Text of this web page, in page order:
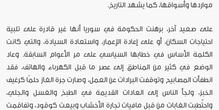
مواردها وأسواقها، كما يشهد التاريخ.
على صعيد آخر، برهنت الحكومة في سوريا أنها غير قادرة على تلبية
احتياجات السكان، أو على إعادة الإعمار، واستعادة السيادة، والتي كانت
الكلمة الأساس في خطابها السياسي على مر الأعوام السابقة. وعاد
الوضع في كثير من المناطق إلى عصر ما قبل الكهرباء والهاتف، فقد
انطفأت المصابيح وتوقفت البرادات عن العمل، وصارت جرة الغاز حلمًا كرغيف
الخبز، ولجأ الناس إلى العادات القديمة في الطبخ والغسل والجلي،
واحتُطبت الغابات من قبل مافيات تجارة الأخشاب وبيعت كوقود، وتفاقمت